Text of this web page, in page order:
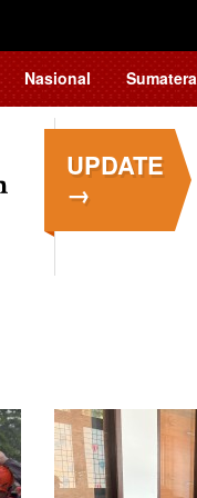
Nasional Sumatera
UPDATE
→